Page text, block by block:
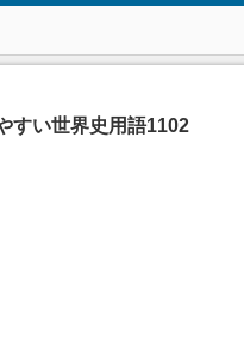
すい世界史用語1102